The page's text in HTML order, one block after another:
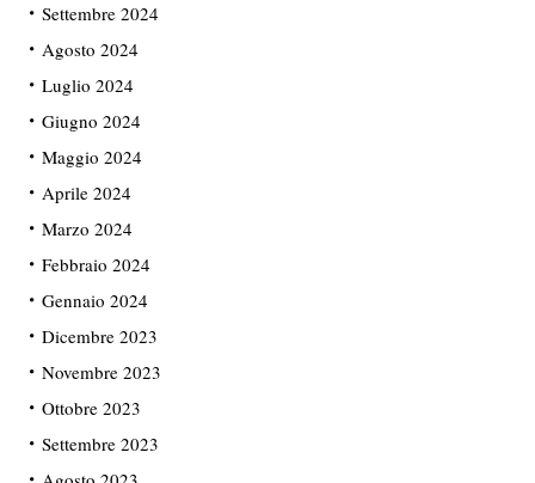
Settembre 2024
Agosto 2024
Luglio 2024
Giugno 2024
Maggio 2024
Aprile 2024
Marzo 2024
Febbraio 2024
Gennaio 2024
Dicembre 2023
Novembre 2023
Ottobre 2023
Settembre 2023